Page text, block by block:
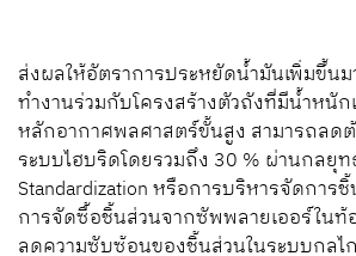
ส่งผลให้อัตราการประหยัดน้ำมันเพิ่มขึ้นม
ทำงานร่วมกับโครงสร้างตัวถังที่มีน้ำหนัก
หลักอากาศพลศาสตร์ขั้นสูง สามารถลด
ระบบไฮบริดโดยรวมถึง 30 % ผ่านกลยุท
Standardization หรือการบริหารจัดการ
การจัดซื้อชิ้นส่วนจากซัพพลายเออร์ในท้
ลดความซับซ้อนของชิ้นส่วนในระบบกล